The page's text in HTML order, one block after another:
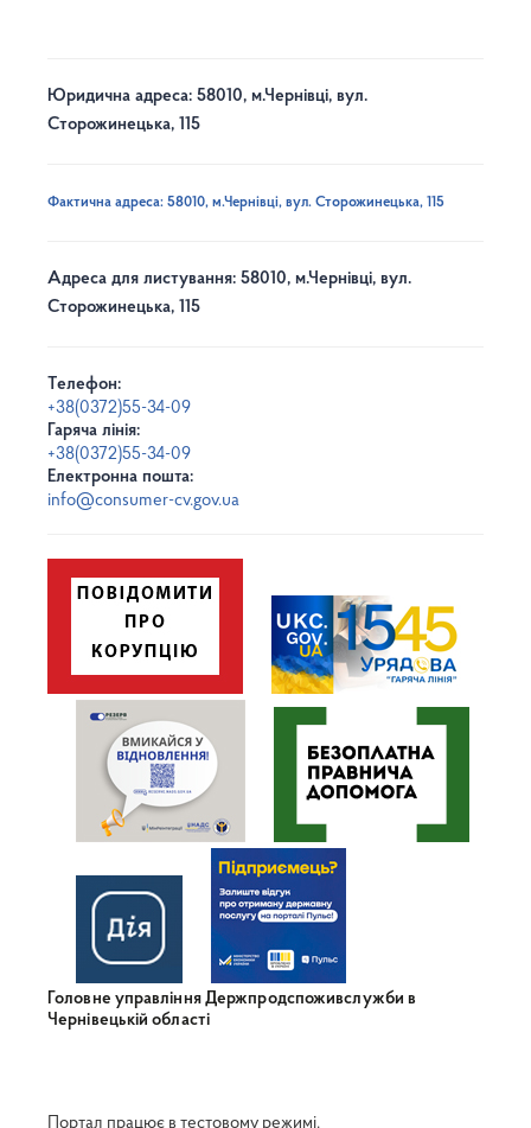
Юридична адреса: 58010, м.Чернівці, вул.
Сторожинецька, 115
Фактична адреса: 58010, м.Чернівці, вул. Сторожинецька, 115
Адреса для листування: 58010, м.Чернівці, вул.
Сторожинецька, 115
Телефон:
+38(0372)55-34-09
Гаряча лінія:
+38(0372)55-34-09
Електронна пошта:
info@consumer-cv.gov.ua
Головне управління Держпродспоживслужби в
Чернівецькій області
Портал працює в тестовому режимі.